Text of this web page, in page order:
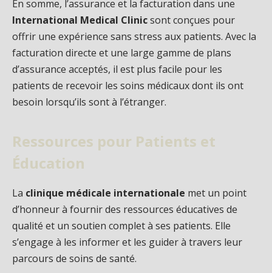
En somme, l’assurance et la facturation dans une
International Medical Clinicsont conçues pour
offrir une expérience sans stress aux patients. Avec la
facturation directe et une large gamme de plans
d’assurance acceptés, il est plus facile pour les
patients de recevoir les soins médicaux dont ils ont
besoin lorsqu’ils sont à l’étranger.
Ressources pour Patients et
Éducation
La clinique médicale internationale met un point
d’honneur à fournir des ressources éducatives de
qualité et un soutien complet à ses patients. Elle
s’engage à les informer et les guider à travers leur
parcours de soins de santé.